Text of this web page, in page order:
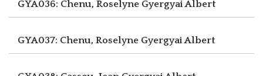
GYA036: Chenu, Roselyne Gyergyai Albert
GYA037: Chenu, Roselyne Gyergyai Albert